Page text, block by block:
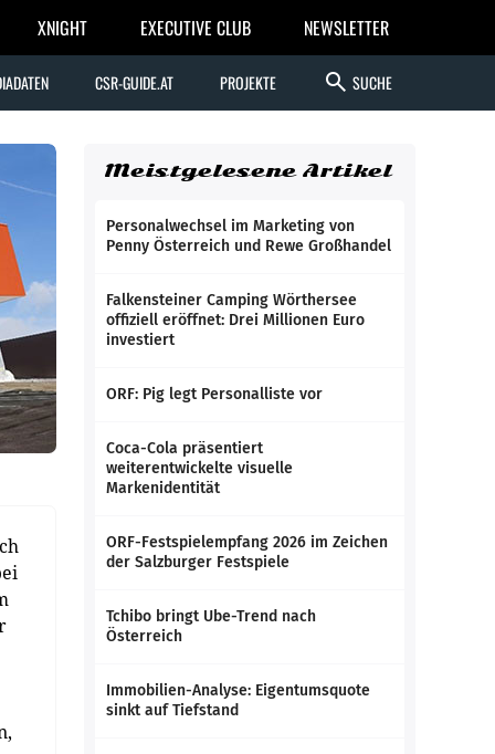
XNIGHT EXECUTIVE CLUB NEWSLETTER
CSR-GUIDE.AT PROJEKTE search SUCHE
Meistgelesene Artikel
Personalwechsel im Marketing von
Penny Österreich und Rewe Großhandel
Falkensteiner Camping Wörthersee
offiziell eröffnet: Drei Millionen Euro
investiert
ORF: Pig legt Personalliste vor
Coca-Cola präsentiert
weiterentwickelte visuelle
Markenidentität
ORF-Festspielempfang 2026 im Zeichen
der Salzburger Festspiele
Tchibo bringt Ube-Trend nach
Österreich
Immobilien-Analyse: Eigentumsquote
sinkt auf Tiefstand